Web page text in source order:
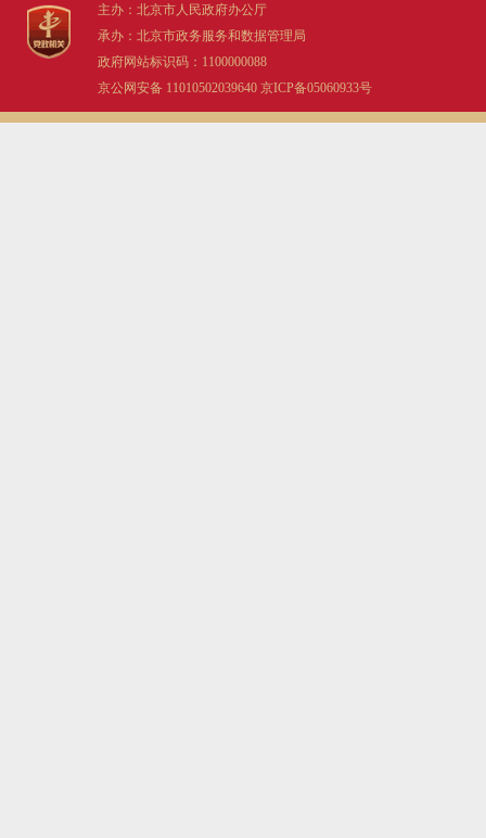
主办：北京市人民政府办公厅
承办：北京市政务服务和数据管理局
政府网站标识码：1100000088
京公网安备 11010502039640 京ICP备05060933号